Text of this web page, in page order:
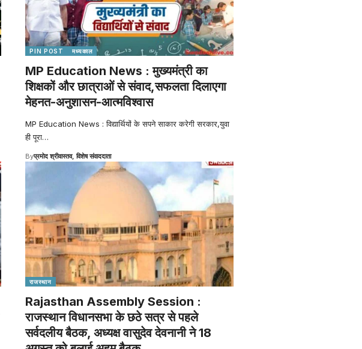
PIN POST मध्यकाल
MP Education News : मुख्यमंत्री का
शिक्षकों और छात्राओं से संवाद,सफलता दिलाएगा
मेहनत-अनुशासन-आत्मविश्वास
MP Education News : विद्यार्थियों के सपने साकार करेगी सरकार,युवा
ही पूरा…
Byप्रमोद श्रीवास्तव, विशेष संवाददाता
राजस्थान
Rajasthan Assembly Session :
राजस्थान विधानसभा के छठे सत्र से पहले
सर्वदलीय बैठक, अध्यक्ष वासुदेव देवनानी ने 18